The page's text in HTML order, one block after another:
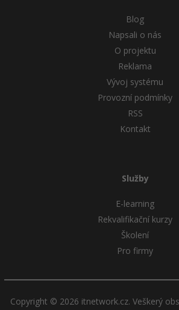
Blog
Napsali o nás
O projektu
Reklama
Vývoj systému
Provozní podmínky
RSS
Kontakt
Služby
E-learning
Rekvalifikační kurzy
Školení
Pro firmy
Copyright © 2026 itnetwork.cz. Veškerý